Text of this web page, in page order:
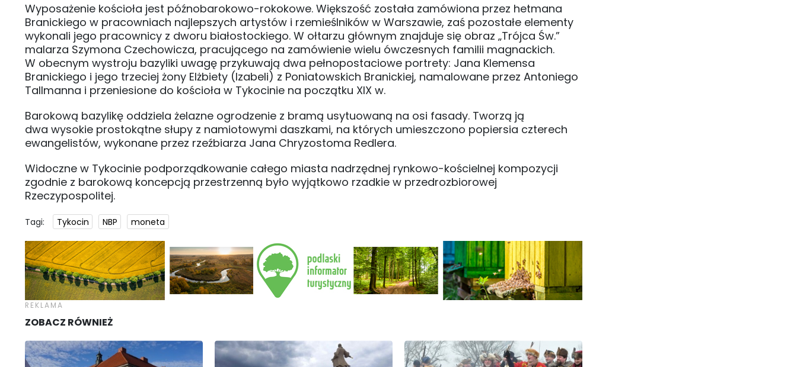
Wyposażenie kościoła jest późnobarokowo-rokokowe. Większość została zamówiona przez hetmana
Branickiego w pracowniach najlepszych artystów i rzemieślników w Warszawie, zaś pozostałe elementy
wykonali jego pracownicy z dworu białostockiego. W ołtarzu głównym znajduje się obraz „Trójca Św.”
malarza Szymona Czechowicza, pracującego na zamówienie wielu ówczesnych familii magnackich.
W obecnym wystroju bazyliki uwagę przykuwają dwa pełnopostaciowe portrety: Jana Klemensa
Branickiego i jego trzeciej żony Elżbiety (Izabeli) z Poniatowskich Branickiej, namalowane przez Antoniego
Tallmanna i przeniesione do kościoła w Tykocinie na początku XIX w.
Barokową bazylikę oddziela żelazne ogrodzenie z bramą usytuowaną na osi fasady. Tworzą ją
dwa wysokie prostokątne słupy z namiotowymi daszkami, na których umieszczono popiersia czterech
ewangelistów, wykonane przez rzeźbiarza Jana Chryzostoma Redlera.
Widoczne w Tykocinie podporządkowanie całego miasta nadrzędnej rynkowo-kościelnej kompozycji
zgodnie z barokową koncepcją przestrzenną było wyjątkowo rzadkie w przedrozbiorowej
Rzeczypospolitej.
Tagi: Tykocin NBP moneta
ZOBACZ RÓWNIEŻ